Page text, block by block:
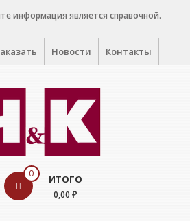
информация является справочной.
Новости Контакты
0 ИТОГО
0,00 ₽